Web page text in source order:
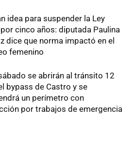
idea para suspender la Ley
cinco años: diputada Paulina
dice que norma impactó en el
femenino
se abrirán al tránsito 12
bypass de Castro y se
un perímetro con
por trabajos de emergencia